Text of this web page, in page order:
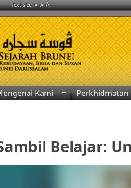
Text size :A A A
Kami Perkhidmatan
Belajar: